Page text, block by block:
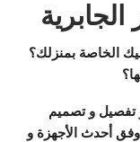
الخاصة بمنزلك؟
تفصيل و تصميم
وفق أحدث الأجهزة و